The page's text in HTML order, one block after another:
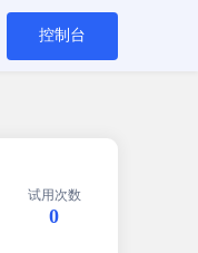
控制台
试用次数
0